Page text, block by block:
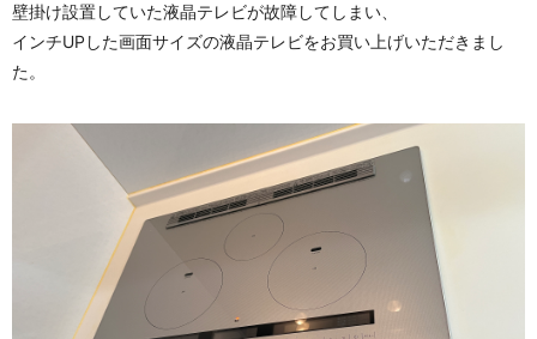
壁掛け設置していた液晶テレビが故障してしまい、
インチUPした画面サイズの液晶テレビをお買い上げいただきまし
た。